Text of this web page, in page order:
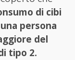
di cibi
persona
del
tipo 2.